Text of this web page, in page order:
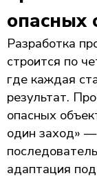
опасных
Разработка
строится по
где каждая
результат.
опасных
один заход»
адаптация